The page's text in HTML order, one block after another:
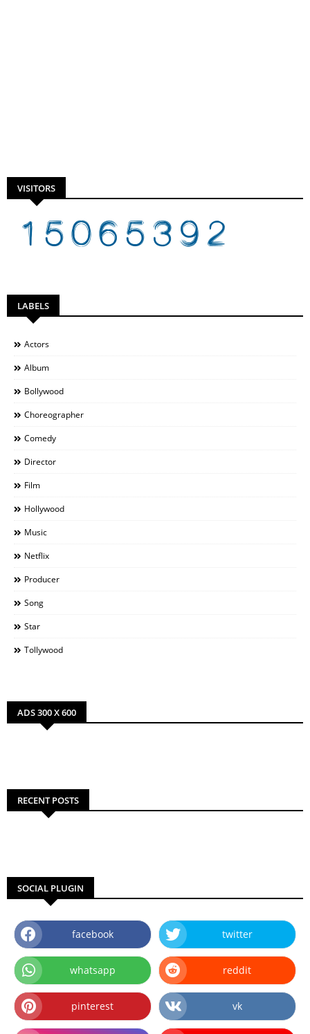
VISITORS
LABELS
Actors
Album
Bollywood
Choreographer
Comedy
Director
Film
Hollywood
Music
Netflix
Producer
Song
Star
Tollywood
ADS 300 X 600
RECENT POSTS
SOCIAL PLUGIN
facebook twitter
whatsapp reddit
pinterest vk